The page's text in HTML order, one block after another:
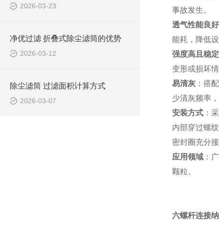
2026-03-23
净优过滤 折叠式除尘滤筒的优势
2026-03-12
除尘滤筒 过滤面积计算方式
2026-03-07
事故发生。
透气性能良好
能耗，降低
强度高且稳
变形或损坏
易清灰：搭
少清灰频率
安装方式：
内部穿过螺
密封圈充分
应用领域：
颗粒。
六螺杆连接